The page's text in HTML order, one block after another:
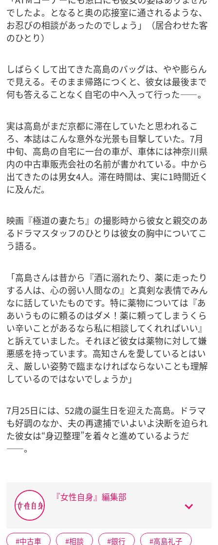
でしたよ。となると奥の応接室に通されるような、
お忍びの相談があったのでしょう」（居合わせた客
のひとり）
しばらくして出てきた高島のバッグは、やや膨らん
で見える。そのまま帰路につくと、彼女は最後まで
何も答えることなく自宅の中へ入って行った――。
実は高島がまだ京都に滞在していたと思われるこ
ろ、本誌はこんな意外な光景も目撃していた。7月
中旬、高島の自宅に一台の車が、車体には神奈川県
内の中古車販売会社の名前が書かれている。中から
出てきたのは男女4人。滞在時間は、実に1時間近く
に及んだ。
映画『極道の妻たち』の撮影時から彼女と親交のあ
るドラマスタッフのひとりは彼女の胸中についてこ
う語る。
「高島さんは昔から『酒に溺れたり、薬に走ったり
する人は、心の弱い人間なの』と真剣な表情でみん
なに話していたものです。特に薬物については『あ
あいうものに頼るのはダメ！薬に頼ってしまうくら
い辛いことがあるなら私に相談してくれればいい』
と訴えていました。それほど彼女は薬物に対して嫌
悪感を持っています。高知さんを愛しているとはい
え、厳しい姿勢で臨まなければならないことも理解
しているのではないでしょうか」
7月25日には、52歳の誕生日を迎えた高島。ドラマ
も好調のなか、夫の再逮捕でいよいよ決断を迫られ
た彼女は“身辺整理”を着々と進めているようだ
――。
『女性自身』編集部
中古車 相談 銀行 高島礼子